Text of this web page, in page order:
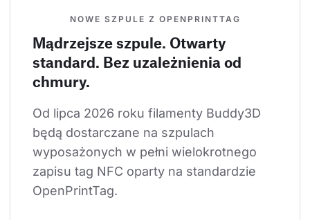
NOWE SZPULE Z OPENPRINTTAG
Mądrzejsze szpule. Otwarty
standard. Bez uzależnienia od
chmury.
Od lipca 2026 roku filamenty Buddy3D
będą dostarczane na szpulach
wyposażonych w pełni wielokrotnego
zapisu tag NFC oparty na standardzie
OpenPrintTag.